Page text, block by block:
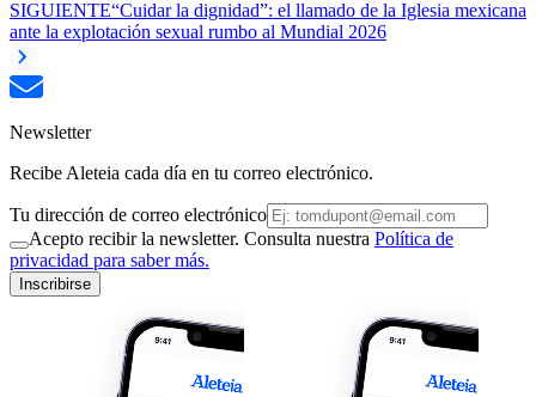
SIGUIENTE“Cuidar la dignidad”: el llamado de la Iglesia mexicana
ante la explotación sexual rumbo al Mundial 2026
Newsletter
Recibe Aleteia cada día en tu correo electrónico.
Tu dirección de correo electrónico
Acepto recibir la newsletter. Consulta nuestra Política de
privacidad para saber más.
Inscribirse